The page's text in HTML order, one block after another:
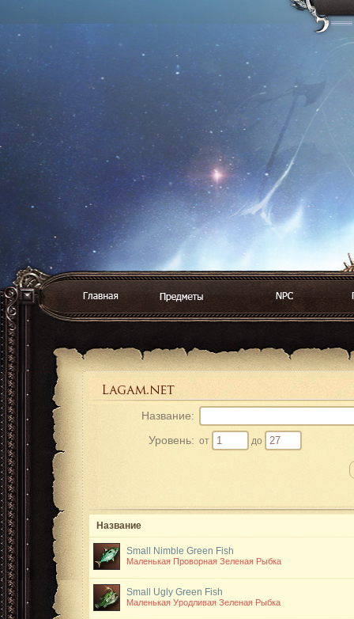
Название:
Уровень: от до
Название
Small Nimble Green Fish
Маленькая Проворная Зеленая Рыбка
Small Ugly Green Fish
Маленькая Уродливая Зеленая Рыбка